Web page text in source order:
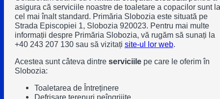
asigura că serviciile noastre de toaletare a copacilor sunt la
cel mai înalt standard. Primăria Slobozia este situată pe
Strada Episcopiei 1, Slobozia 920023. Pentru mai multe
informații despre Primăria Slobozia, vă rugăm să sunați la
+40 243 207 130 sau să vizitați site-ul lor web.
Acestea sunt câteva dintre serviciilepe care le oferim în
Slobozia:
Toaletarea de Întreținere
Defrișare terenuri neîngrijite